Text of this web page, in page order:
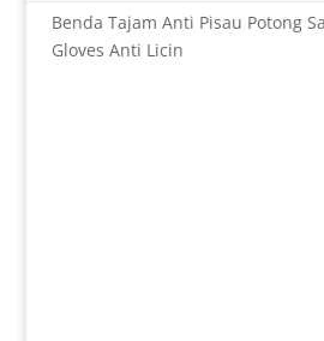
Benda Tajam Anti Pisau Potong
Gloves Anti Licin